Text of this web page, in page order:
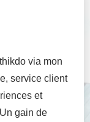
via mon
service client
et
gain de